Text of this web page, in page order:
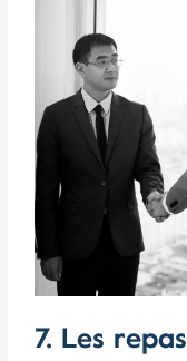
7. Les